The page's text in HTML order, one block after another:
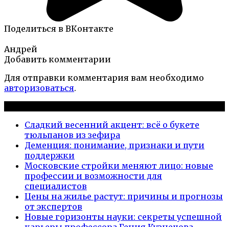
Поделиться в ВКонтакте
Андрей
Добавить комментарии
Для отправки комментария вам необходимо
авторизоваться.
Сладкий весенний акцент: всё о букете
тюльпанов из зефира
Деменция: понимание, признаки и пути
поддержки
Московские стройки меняют лицо: новые
профессии и возможности для
специалистов
Цены на жилье растут: причины и прогнозы
от экспертов
Новые горизонты науки: секреты успешной